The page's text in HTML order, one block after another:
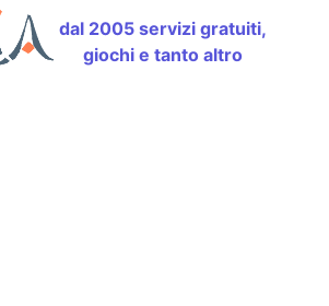
dal 2005 servizi gratuiti,
giochi e tanto altro